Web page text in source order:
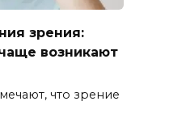
зрения:
возникают
что зрение